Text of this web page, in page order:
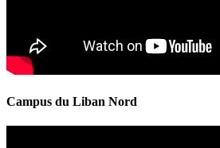
Campus du Liban Nord